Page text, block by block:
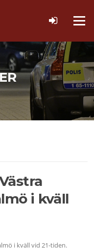
Meny
i kväll
i kväll vid 21-tiden.